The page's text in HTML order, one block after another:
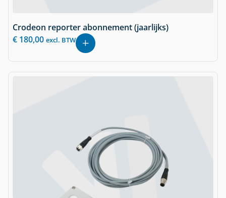
Crodeon reporter abonnement (jaarlijks)
€ 180,00 excl. BTW